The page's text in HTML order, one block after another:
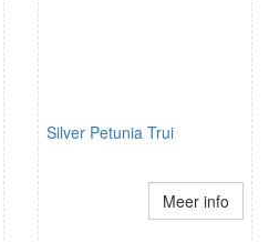
Silver Petunia Trui
Meer info